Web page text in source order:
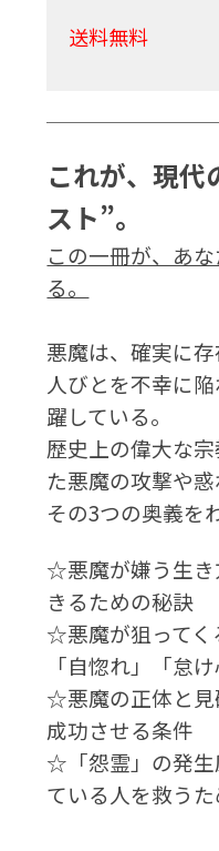
送料無料
これが、現代
スト”。
この一冊が、あ
る。
悪魔は、確実に存
人びとを不幸に
躍している。
歴史上の偉大な
た悪魔の攻撃や惑
その3つの奥義を
☆悪魔が嫌う生
きるための秘訣
☆悪魔が狙って
「自惚れ」「怠
☆悪魔の正体と
成功させる条件
☆「怨霊」の発
ている人を救うた